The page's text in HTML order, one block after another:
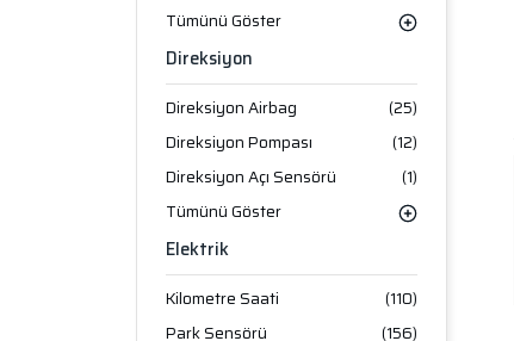
Tümünü Göster
Direksiyon
Direksiyon Airbag
(25)
Direksiyon Pompası
(12)
Direksiyon Açı Sensörü
(1)
Tümünü Göster
Elektrik
Kilometre Saati
(110)
Park Sensörü
(156)